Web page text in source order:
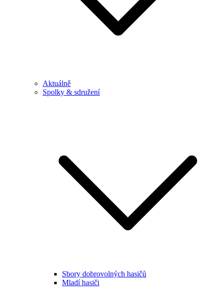
Aktuálně
Spolky & sdružení
Sbory dobrovolných hasičů
Mladí hasiči